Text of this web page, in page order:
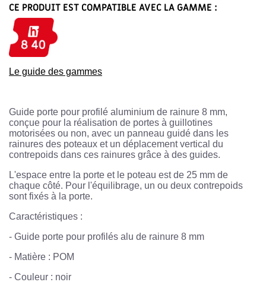
CE PRODUIT EST COMPATIBLE AVEC LA GAMME :
Le guide des gammes
Guide porte pour profilé aluminium de rainure 8 mm,
conçue pour la réalisation de portes à guillotines
motorisées ou non, avec un panneau guidé dans les
rainures des poteaux et un déplacement vertical du
contrepoids dans ces rainures grâce à des guides.
L'espace entre la porte et le poteau est de 25 mm de
chaque côté. Pour l'équilibrage, un ou deux contrepoids
sont fixés à la porte.
Caractéristiques :
- Guide porte pour profilés alu de rainure 8 mm
- Matière : POM
- Couleur : noir